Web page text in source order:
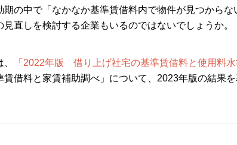
期の中で「なかなか基準賃借料内で物件が見つから
見直しを検討する企業もいるのではないでしょうか。
「2022年版 借り上げ社宅の基準賃借料と使用料水
賃借料と家賃補助調べ」について、2023年版の結果